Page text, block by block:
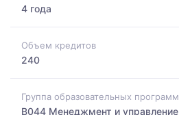
4 года
Объем кредитов
240
Группа образовательных программ
B044 Менеджмент и управление